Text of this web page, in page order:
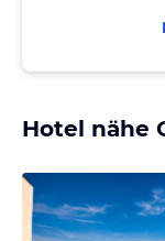
Hotel nähe